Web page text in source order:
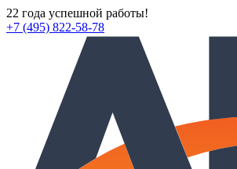
22 года успешной работы!
+7 (495) 822-58-78